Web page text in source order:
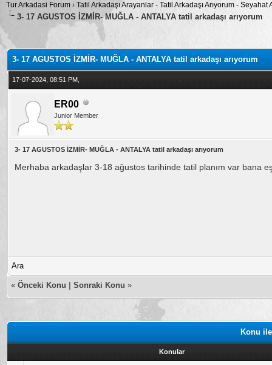
Tur Arkadasi Forum › Tatil Arkadaşı Arayanlar - Tatil Arkadaşı Arıyorum -
3- 17 AGUSTOS İZMİR- MUĞLA - ANTALYA tatil arkadaşı arıyorum
0
3- 17 AGUSTOS İZMİR- MUĞLA - ANTALYA tatil arkadaşı arıyorum
17-07-2024, 08:51 PM,
ER00
Junior Member
3- 17 AGUSTOS İZMİR- MUĞLA - ANTALYA tatil arkadaşı arıyorum
Merhaba arkadaşlar 3-18 ağustos tarihinde tatil planım var bana
Ara
« Önceki Konu Sonraki Konu »
Konu
Konular